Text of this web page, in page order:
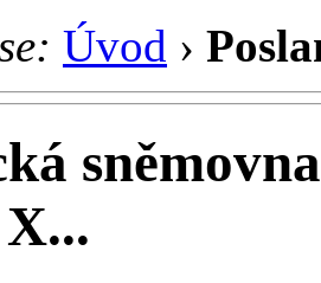
Úvod ›
sněmovna